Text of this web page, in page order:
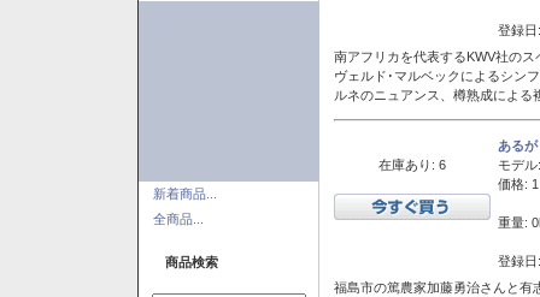
新着商品...
全商品...
商品検索
登録
南アフリカを代表するKWV社の
ヴェルド･マルベックによるシン
ルネのニュアンス、樽熟成によ
在庫あり: 6
ある
モデル:
価格:
重量:
登録
福島市の篤農家加藤勇治さんと有